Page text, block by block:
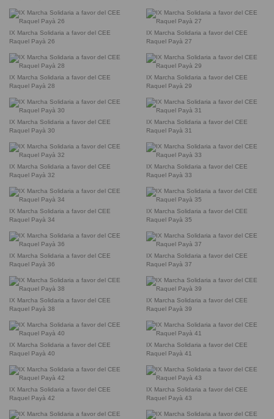
IX Marcha Solidaria a favor del CEE
Raquel Payà 26
IX Marcha Solidaria a favor del CEE
Raquel Payà 27
IX Marcha Solidaria a favor del CEE
Raquel Payà 28
IX Marcha Solidaria a favor del CEE
Raquel Payà 29
IX Marcha Solidaria a favor del CEE
Raquel Payà 30
IX Marcha Solidaria a favor del CEE
Raquel Payà 31
IX Marcha Solidaria a favor del CEE
Raquel Payà 32
IX Marcha Solidaria a favor del CEE
Raquel Payà 33
IX Marcha Solidaria a favor del CEE
Raquel Payà 34
IX Marcha Solidaria a favor del CEE
Raquel Payà 35
IX Marcha Solidaria a favor del CEE
Raquel Payà 36
IX Marcha Solidaria a favor del CEE
Raquel Payà 37
IX Marcha Solidaria a favor del CEE
Raquel Payà 38
IX Marcha Solidaria a favor del CEE
Raquel Payà 39
IX Marcha Solidaria a favor del CEE
Raquel Payà 40
IX Marcha Solidaria a favor del CEE
Raquel Payà 41
IX Marcha Solidaria a favor del CEE
Raquel Payà 42
IX Marcha Solidaria a favor del CEE
Raquel Payà 43